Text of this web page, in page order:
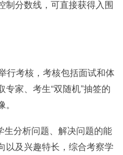
制分数线，可直接获得入围
行考核，考核包括面试和体
家、考生“双随机”抽签的
生分析问题、解决问题的能
以及兴趣特长，综合考察学